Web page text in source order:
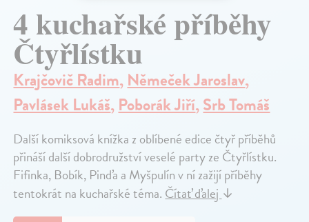
4 kuchařské příběhy
Čtyřlístku
Krajčovič Radim,Němeček Jaroslav,
Pavlásek Lukáš,Poborák Jiří,Srb Tomáš
Další komiksová knížka z oblíbené edice čtyř příběhů
přináší další dobrodružství veselé party ze Čtyřlístku.
Fifinka, Bobík, Pinďa a Myšpulín v ní zažijí příběhy
tentokrát na kuchařské téma. Čítať ďalej ↓